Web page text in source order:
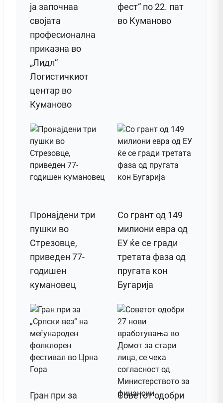
ја започнаа
својата
професионална
приказна во
„Лидл“
Логистичкиот
центар во
Куманово
фест“ по 22. пат
во Куманово
Пронајдени три
пушки во
Стрезовце,
приведен 77-
годишен
кумановец
Со грант од 149
милиони евра од
ЕУ ќе се гради
третата фаза од
пругата кон
Бугарија
Гран при за
Советот одобри